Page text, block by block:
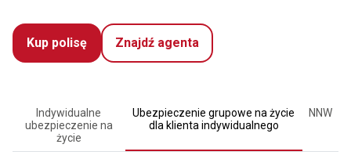
Kup polisę Znajdź agenta
Indywidualne
ubezpieczenie na
życie
Ubezpieczenie grupowe na życie
dla klienta indywidualnego
NNW